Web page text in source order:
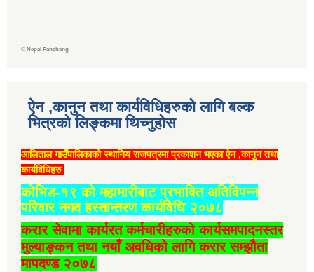
© Nepal Panchang
ऐन ,कानुन तथा कार्यविधिहरुको लागि बल्क
भित्रको लिङ्कमा थिच्‍नुहोस
आलिताल गाउँपालिकाको स्थानिय राजपत्रमा प्रकाशन भएका ऐन ,कानुन तथा
कार्यविधिहरु
कोभिड-१९ को महामारीबाट प्रभावित अतिविपन्न
परिवार नगद हस्तान्तरण कार्यविधि २०७८
करार सेवामा कार्यरत कर्मचारीहरुको कार्यसमपादनस्तर
मुल्याङ्कन तथा नयाँ अवधिको लागि करार सम्झौता
मापदण्ड २०७८